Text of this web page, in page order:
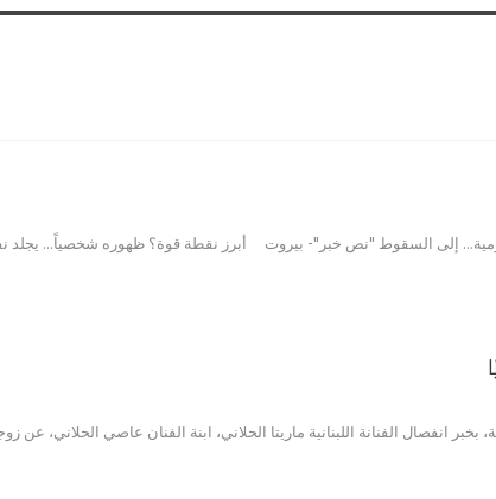
إلى السقوط "نص خبر"- بيروت أبرز نقطة قوة؟ ظهوره شخصياً... يجلد
انفصال الفنانة اللبنانية ماريتا الحلاني، ابنة الفنان عاصي الحلاني، عن